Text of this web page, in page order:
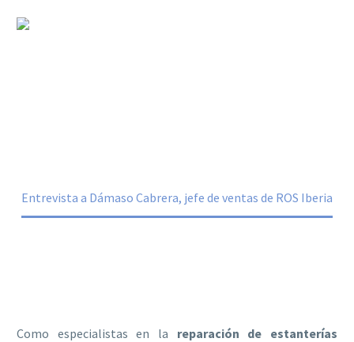
Entrevista a Dámaso Cabrera, jefe de ventas de ROS Iberia
Como especialistas en la reparación de estanterías